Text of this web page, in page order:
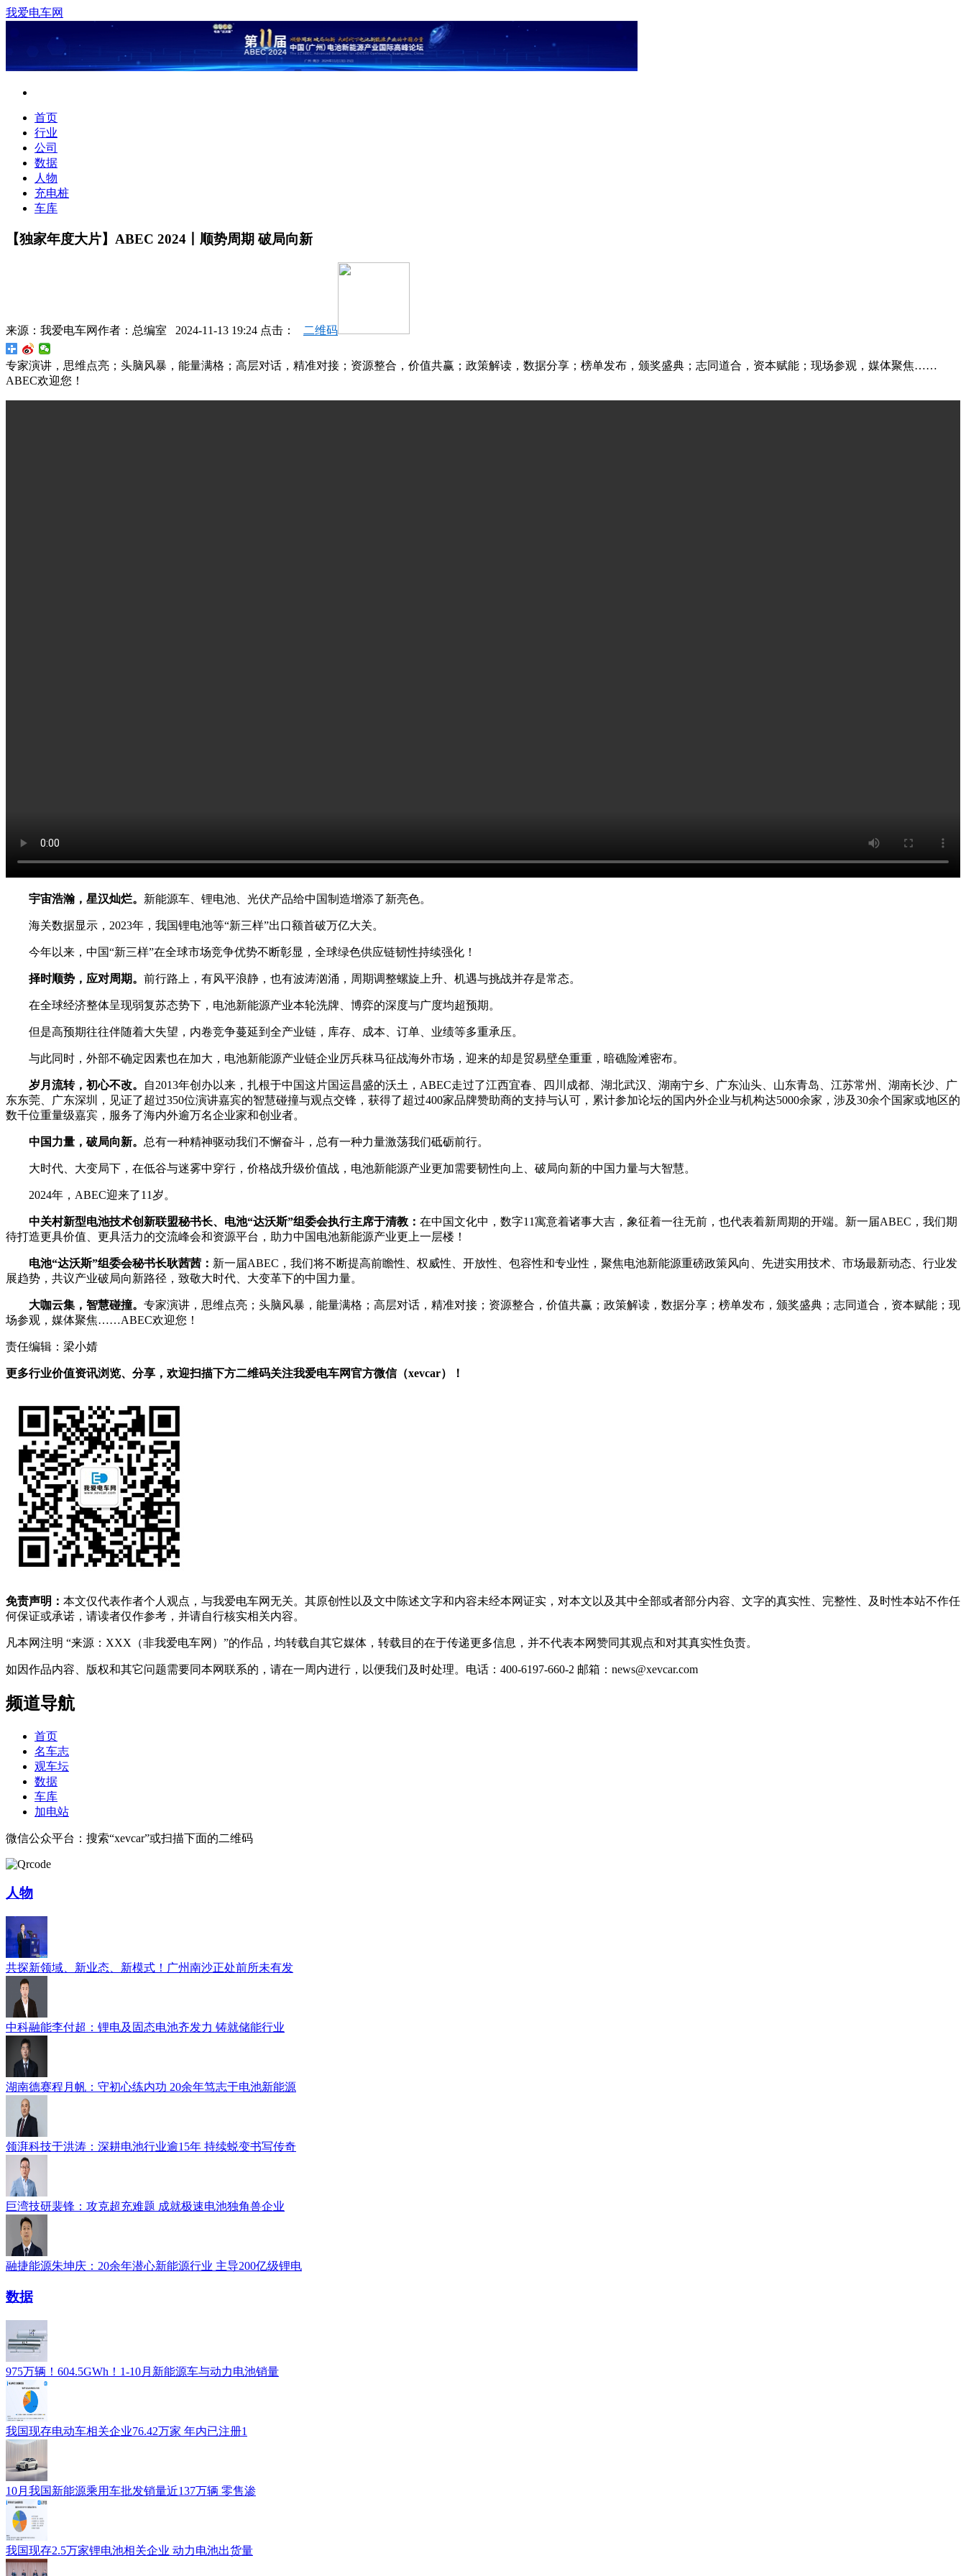
我爱电车网
首页
行业
公司
数据
人物
充电桩
车库
【独家年度大片】ABEC 2024丨顺势周期 破局向新
来源： 我爱电车网作者： 总编室 2024-11-13 19:24 点击： 二维码
专家演讲，思维点亮；头脑风暴，能量满格；高层对话，精准对接；资源整合，价值共赢；政策解读，数据分享；榜单发布，颁奖盛典；志同道合，资本赋能；现场参观，媒体聚焦……
ABEC欢迎您！
宇宙浩瀚，星汉灿烂。 新能源车、锂电池、光伏产品给中国制造增添了新亮色。
海关数据显示，2023年，我国锂电池等“新三样”出口额首破万亿大关。
今年以来，中国“新三样”在全球市场竞争优势不断彰显，全球绿色供应链韧性持续强化！
择时顺势，应对周期。 前行路上，有风平浪静，也有波涛汹涌，周期调整螺旋上升、机遇与挑战并存是常态。
在全球经济整体呈现弱复苏态势下，电池新能源产业本轮洗牌、博弈的深度与广度均超预期。
但是高预期往往伴随着大失望，内卷竞争蔓延到全产业链，库存、成本、订单、业绩等多重承压。
与此同时，外部不确定因素也在加大，电池新能源产业链企业厉兵秣马征战海外市场，迎来的却是贸易壁垒重重，暗礁险滩密布。
岁月流转，初心不改。
自2013年创办以来，扎根于中国这片国运昌盛的沃土，ABEC走过了江西宜春、四川成都、湖北武汉、湖南宁乡、广东汕头、山东青岛、江苏常州、湖南长沙、广
东东莞、广东深圳，见证了超过350位演讲嘉宾的智慧碰撞与观点交锋，获得了超过400家品牌赞助商的支持与认可，累计参加论坛的国内外企业与机构达5000余家，涉及30余个国家或地区的
数千位重量级嘉宾，服务了海内外逾万名企业家和创业者。
中国力量，破局向新。 总有一种精神驱动我们不懈奋斗，总有一种力量激荡我们砥砺前行。
大时代、大变局下，在低谷与迷雾中穿行，价格战升级价值战，电池新能源产业更加需要韧性向上、破局向新的中国力量与大智慧。
2024年，ABEC迎来了11岁。
中关村新型电池技术创新联盟秘书长、电池“达沃斯”组委会执行主席于清教： 在中国文化中，数字11寓意着诸事大吉，象征着一往无前，也代表着新周期的开端。新一届ABEC，我们期
待打造更具价值、更具活力的交流峰会和资源平台，助力中国电池新能源产业更上一层楼！
电池“达沃斯”组委会秘书长耿茜茜： 新一届ABEC，我们将不断提高前瞻性、权威性、开放性、包容性和专业性，聚焦电池新能源重磅政策风向、先进实用技术、市场最新动态、行业发
展趋势，共议产业破局向新路径，致敬大时代、大变革下的中国力量。
大咖云集 ，智慧碰撞。 专家演讲，思维点亮；头脑风暴，能量满格；高层对话，精准对接；资源整合，价值共赢；政策解读，数据分享；榜单发布，颁奖盛典；志同道合，资本赋能；现
场参观，媒体聚焦……ABEC欢迎您！
责任编辑：梁小婧
更多行业价值资讯浏览、分享，欢迎扫描下方二维码关注我爱电车网官方微信（xevcar）！
免责声明： 本文仅代表作者个人观点，与我爱电车网无关。其原创性以及文中陈述文字和内容未经本网证实，对本文以及其中全部或者部分内容、文字的真实性、完整性、及时性本站不作任
何保证或承诺，请读者仅作参考，并请自行核实相关内容。
凡本网注明 “来源：XXX（非我爱电车网）”的作品，均转载自其它媒体，转载目的在于传递更多信息，并不代表本网赞同其观点和对其真实性负责。
如因作品内容、版权和其它问题需要同本网联系的，请在一周内进行，以便我们及时处理。电话：400-6197-660-2 邮箱：news@xevcar.com
频道导航
首页
名车志
观车坛
数据
车库
加电站
微信公众平台：搜索“xevcar”或扫描下面的二维码
人物
共探新领域、新业态、新模式！广州南沙正处前所未有发
中科融能李付超：锂电及固态电池齐发力 铸就储能行业
湖南德赛程月帆：守初心练内功 20余年笃志于电池新能源
领湃科技于洪涛：深耕电池行业逾15年 持续蜕变书写传奇
巨湾技研裴锋：攻克超充难题 成就极速电池独角兽企业
融捷能源朱坤庆：20余年潜心新能源行业 主导200亿级锂电
数据
975万辆！604.5GWh！1-10月新能源车与动力电池销量
我国现存电动车相关企业76.42万家 年内已注册1
10月我国新能源乘用车批发销量近137万辆 零售渗
我国现存2.5万家锂电池相关企业 动力电池出货量